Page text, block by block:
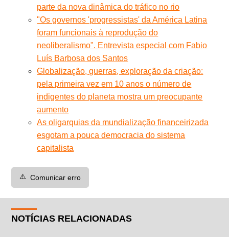
parte da nova dinâmica do tráfico no rio
"Os governos 'progressistas' da América Latina
foram funcionais à reprodução do
neoliberalismo". Entrevista especial com Fabio
Luís Barbosa dos Santos
Globalização, guerras, exploração da criação:
pela primeira vez em 10 anos o número de
indigentes do planeta mostra um preocupante
aumento
As oligarquias da mundialização financeirizada
esgotam a pouca democracia do sistema
capitalista
⚠️ Comunicar erro
NOTÍCIAS RELACIONADAS